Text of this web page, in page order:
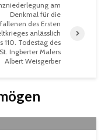
am
Denkmal für die
des Ersten
anlässlich
110. Todestag des
St. Ingberter Malers
Albert Weisgerber